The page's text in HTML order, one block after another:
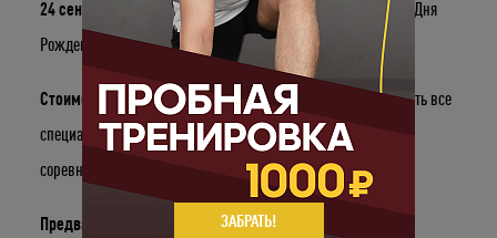
24 сентября
мы организуем спортивный фестиваль в честь Дня
Рождения The Base. Спасибо, что вы с нами уже
Стоимость входного билета - 500 руб. Вы сможете посетить все
специальные мероприятия от студий и даже поучаствовать в
соревнованиях!
Предварительная программа мероприятий 24 сентября:
ЗАБРАТЬ!